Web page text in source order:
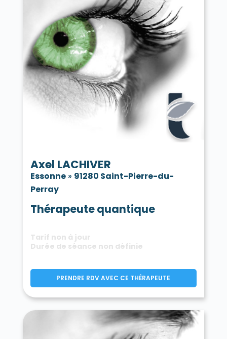
Axel LACHIVER
Essonne» 91280 Saint-Pierre-du-
Perray
Thérapeute quantique
Tarif non à jour
Durée de séance non définie
PRENDRE RDV AVEC CE THÉRAPEUTE